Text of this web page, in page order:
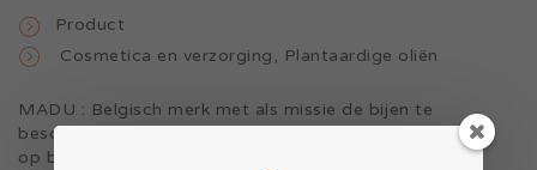
Product
Cosmetica en verzorging, Plantaardige oliën
MADU : Belgisch merk met als missie de bijen te
beschermen met natuurlijke cosmeticaproducten
op basis van bestanddelen uit onze familiale